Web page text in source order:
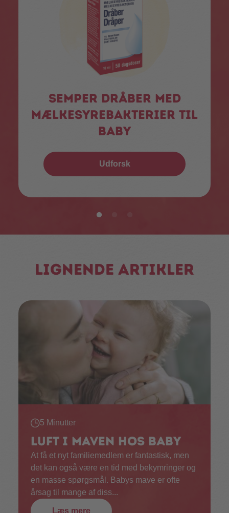
Semper dråber med
mælkesyrebakterier til
baby
Udforsk
Lignende artikler
5 Minutter
Luft i maven hos baby
At få et nyt familiemedlem er fantastisk, men
det kan også være en tid med bekymringer og
en masse spørgsmål. Babys mave er ofte
årsag til mange af diss...
Læs mere